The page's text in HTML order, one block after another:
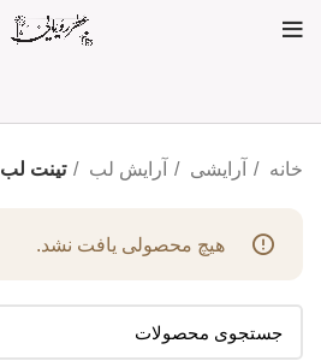
خانه آرایشی آرایش لب تینت لب
هیچ محصولی یافت نشد.